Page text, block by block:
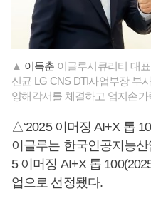
▲ 이득춘 이글루시큐리티 대
신균 LG CNS DTI사업부장 부
양해각서를 체결하고 엄지손
△‘2025 이머징 AI+X 톱
이글루는 한국인공지능산
5 이머징 AI+X 톱
업으로 선정됐다.